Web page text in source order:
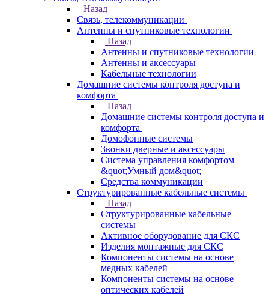
Назад
Связь, телекоммуникации
Антенны и спутниковые технологии
Назад
Антенны и спутниковые технологии
Антенны и аксессуары
Кабельные технологии
Домашние системы контроля доступа и
комфорта
Назад
Домашние системы контроля доступа и
комфорта
Домофонные системы
Звонки дверные и аксессуары
Система управления комфортом
&quot;Умный дом&quot;
Средства коммуникации
Структурированные кабельные системы
Назад
Структурированные кабельные
системы
Активное оборудование для СКС
Изделия монтажные для СКС
Компоненты системы на основе
медных кабелей
Компоненты системы на основе
оптических кабелей